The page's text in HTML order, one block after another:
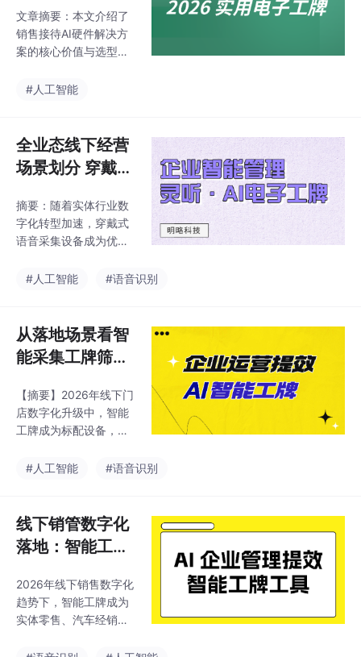
件产品？2026
年主流方案与选
文章摘要：本文介绍了
销售接待AI硬件解决方
案的核心价值与选型指
技·灵听工牌等四类主流
分析和可视化管理，实
现销售全流程透明化，
解决传统销售管理的"黑
#人工智能
全业态线下经营
场景划分 穿戴式
配度分析
摘要：随着实体行业数
字化转型加速，穿戴式
语音采集设备成为优化
痕的重要工具。本文系
精度、网络存储、佩戴
舒适性、合规体系），
对比四类主流设备特
单体店、外勤团队等不
同场景的适配建议。
#人工智能 #语音识别
从落地场景看智
能采集工牌筛选
【摘要】2026年线下门
店数字化升级中，智能
工牌成为标配设备，用
失问题。行业形成通用
能力等核心指标。市面
主流设备分为四类：一
体化AIOT工牌（如明略
录音设备、便携AI录音
笔和行业定制设备，分
别适配连锁门店、个体
#人工智能 #语音识别
线下销管数字化
落地：智能工牌
2026年线下销售数字化
趋势下，智能工牌成为
实体零售、汽车经销等